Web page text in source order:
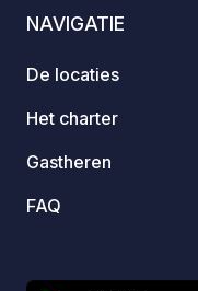
Monday and
NAVIGATIE
De locaties
Het charter
Gastheren
FAQ